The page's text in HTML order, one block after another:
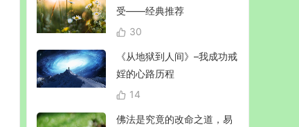
受——经典推荐
30
《从地狱到人间》–我成功戒
婬的心路历程
14
佛法是究竟的改命之道，易